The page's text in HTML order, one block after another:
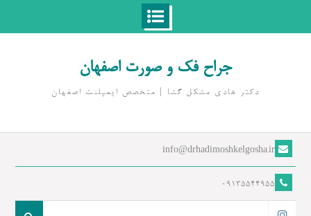
جراح فک و صورت اصفهان
دکتر هادی مشکل گشا | متخصص ايمپلنت اصفهان
info@drhadimoshkelgosha.ir
09135544955